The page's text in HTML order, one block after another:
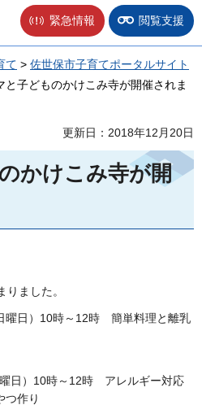
緊急情報 閲覧支援
て > 佐世保市子育てポータルサイト
と子どものかけこみ寺が開催されま
更新日：2018年12月20日
かけこみ寺が開
ました。
曜日）10時～12時 簡単料理と離乳
日）10時～12時 アレルギー対応
つ作り